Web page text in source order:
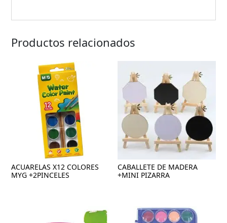
Productos relacionados
ACUARELAS X12 COLORES
MYG +2PINCELES
CABALLETE DE MADERA
+MINI PIZARRA